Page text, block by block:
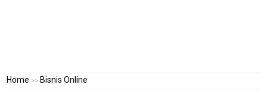
Home >> Bisnis Online